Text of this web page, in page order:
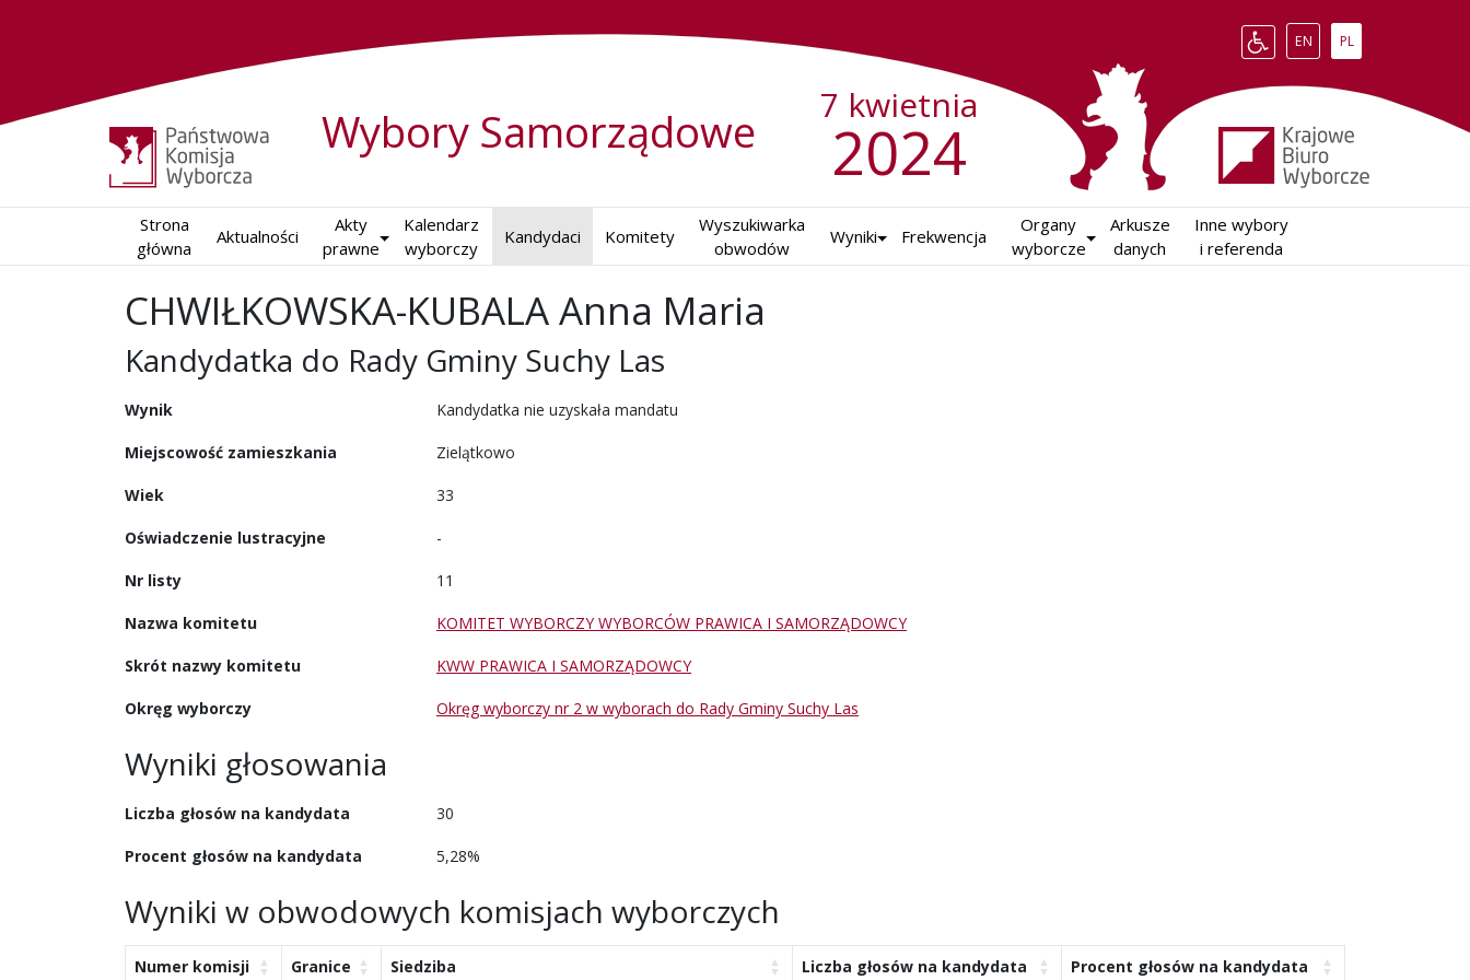
Change language to English
EN Zmień język na
PL
Wybory Samorządowe 2024
7 kwietnia
Strona
główna
Aktualności
Akty
prawne
Kalendarz
wyborczy
Kandydaci Komitety
Wyszukiwarka
obwodów
Wyniki Frekwencja
Organy
wyborcze
Arkusze
danych
Inne wybory
i referenda
CHWIŁKOWSKA-KUBALA Anna Maria
Kandydatka do Rady Gminy Suchy Las
w wyborach samorządowych w 2024 r.
Wynik Kandydatka nie uzyskała mandatu
Miejscowość zamieszkania Zielątkowo
Wiek 33
Oświadczenie lustracyjne -
Nr listy 11
Nazwa komitetu KOMITET WYBORCZY WYBORCÓW PRAWICA I SAMORZĄDOWCY
Skrót nazwy komitetu KWW PRAWICA I SAMORZĄDOWCY
Okręg wyborczy Okręg wyborczy nr 2 w wyborach do Rady Gminy Suchy Las
Wyniki głosowania
Liczba głosów na kandydata 30
Procent głosów na kandydata 5,28%
Wyniki w obwodowych komisjach wyborczych
Numer komisji Granice Siedziba Liczba głosów na kandydata Procent głosów na kandydata